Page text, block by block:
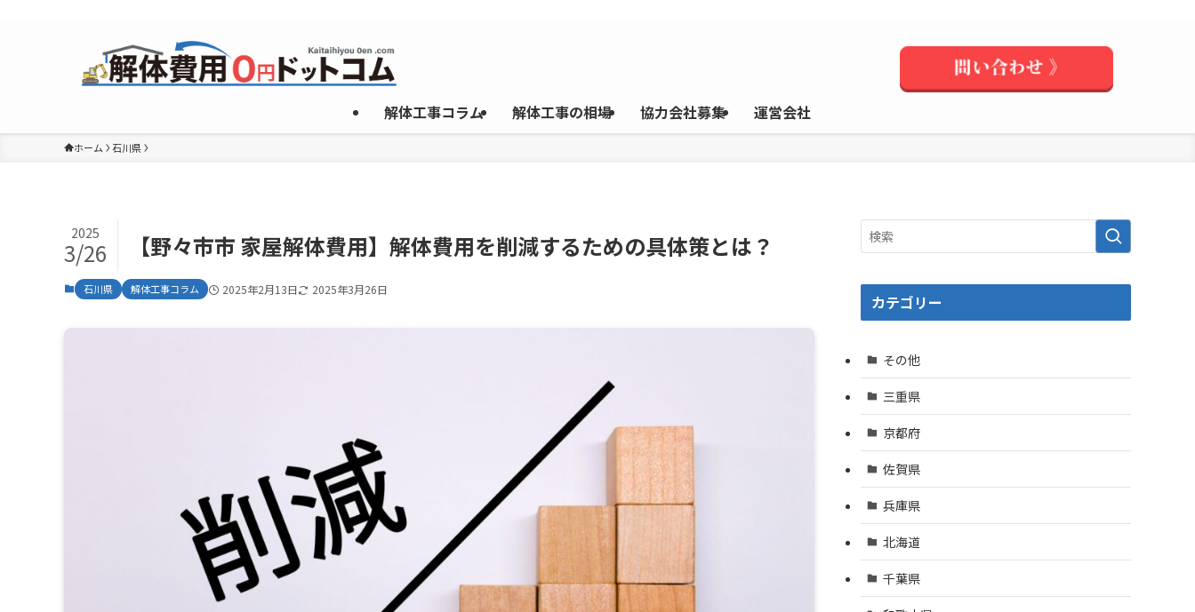
解体工事コラム 解体工事の相場 協力会社募集 運営会社
ホーム 石川県
【野々市市 家屋解体費用】解体費用を削減するための具体策とは？
2025
3/26
石川県 解体工事コラム 2025年2月13日 2025年3月26日
カテゴリー
その他
三重県
京都府
佐賀県
兵庫県
北海道
千葉県